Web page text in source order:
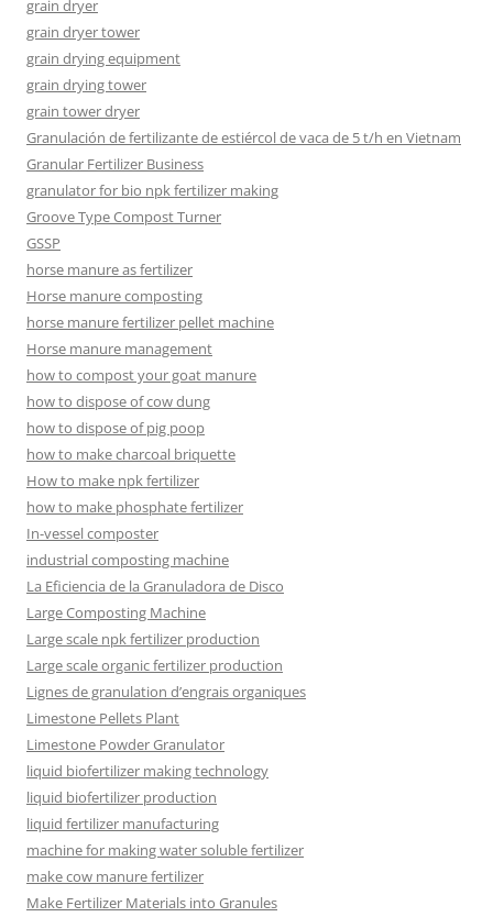
grain dryer
grain dryer tower
grain drying equipment
grain drying tower
grain tower dryer
Granulación de fertilizante de estiércol de vaca de 5 t/h en Vietnam
Granular Fertilizer Business
granulator for bio npk fertilizer making
Groove Type Compost Turner
GSSP
horse manure as fertilizer
Horse manure composting
horse manure fertilizer pellet machine
Horse manure management
how to compost your goat manure
how to dispose of cow dung
how to dispose of pig poop
how to make charcoal briquette
How to make npk fertilizer
how to make phosphate fertilizer
In-vessel composter
industrial composting machine
La Eficiencia de la Granuladora de Disco
Large Composting Machine
Large scale npk fertilizer production
Large scale organic fertilizer production
Lignes de granulation d’engrais organiques
Limestone Pellets Plant
Limestone Powder Granulator
liquid biofertilizer making technology
liquid biofertilizer production
liquid fertilizer manufacturing
machine for making water soluble fertilizer
make cow manure fertilizer
Make Fertilizer Materials into Granules